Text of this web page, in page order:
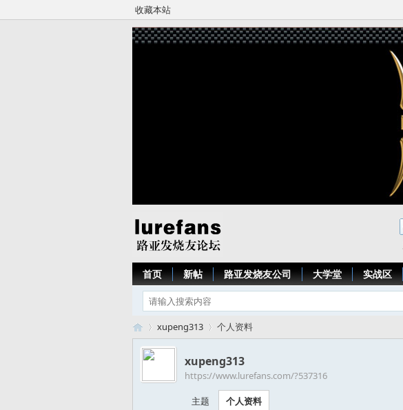
收藏本站
首页 新帖 路亚发烧友公司 大学堂 实战区
›
xupeng313 个人资料
xupeng313
https://www.lurefans.com/?537316
主题 个人资料